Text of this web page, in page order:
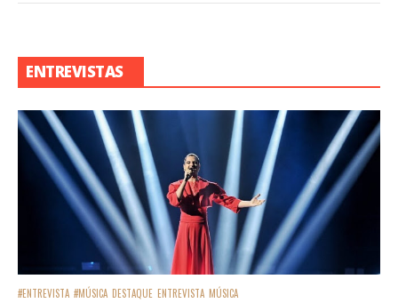
ENTREVISTAS
#ENTREVISTA #MÚSICA DESTAQUE ENTREVISTA MÚSICA